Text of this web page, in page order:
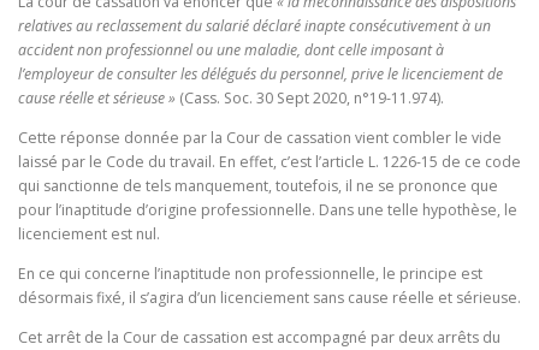
relatives au reclassement du salarié déclaré inapte consécutivement à un
accident non professionnel ou une maladie, dont celle imposant à
l’employeur de consulter les délégués du personnel, prive le licenciement de
cause réelle et sérieuse » (Cass. Soc. 30 Sept 2020, n°19-11.974).
Cette réponse donnée par la Cour de cassation vient combler le vide
laissé par le Code du travail. En effet, c’est l’article L. 1226-15 de ce code
qui sanctionne de tels manquement, toutefois, il ne se prononce que
pour l’inaptitude d’origine professionnelle. Dans une telle hypothèse, le
licenciement est nul.
En ce qui concerne l’inaptitude non professionnelle, le principe est
désormais fixé, il s’agira d’un licenciement sans cause réelle et sérieuse.
Cet arrêt de la Cour de cassation est accompagné par deux arrêts du